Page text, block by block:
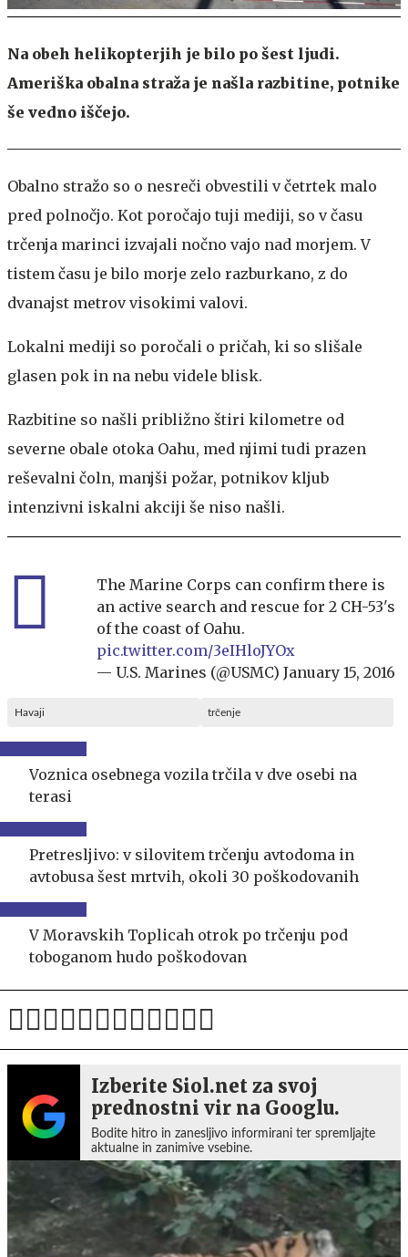
Na obeh helikopterjih je bilo po šest ljudi.
Ameriška obalna straža je našla razbitine, potnike
še vedno iščejo.
Obalno stražo so o nesreči obvestili v četrtek malo
pred polnočjo. Kot poročajo tuji mediji, so v času
trčenja marinci izvajali nočno vajo nad morjem. V
tistem času je bilo morje zelo razburkano, z do
dvanajst metrov visokimi valovi.
Lokalni mediji so poročali o pričah, ki so slišale
glasen pok in na nebu videle blisk.
Razbitine so našli približno štiri kilometre od
severne obale otoka Oahu, med njimi tudi prazen
reševalni čoln, manjši požar, potnikov kljub
intenzivni iskalni akciji še niso našli.
The Marine Corps can confirm there is
an active search and rescue for 2 CH-53's
of the coast of Oahu.
pic.twitter.com/3eIHloJYOx
— U.S. Marines (@USMC) January 15, 2016
Havaji trčenje
Voznica osebnega vozila trčila v dve osebi na
terasi
Pretresljivo: v silovitem trčenju avtodoma in
avtobusa šest mrtvih, okoli 30 poškodovanih
V Moravskih Toplicah otrok po trčenju pod
toboganom hudo poškodovan
Izberite Siol.net za svoj
prednostni vir na Googlu.
Bodite hitro in zanesljivo informirani ter spremljajte
aktualne in zanimive vsebine.